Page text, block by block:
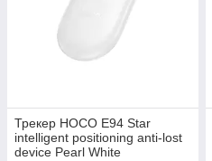
Трекер HOCO E94 Star
intelligent positioning anti-lost
device Pearl White